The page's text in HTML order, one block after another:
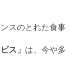
スのとれた食事
ス」 は、今や多